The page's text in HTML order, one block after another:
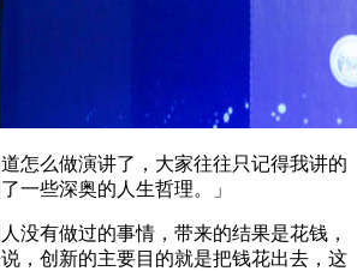
么做演讲了，大家往往只记得我讲的
一些深奥的人生哲理。」
有做过的事情，带来的结果是花钱，
，创新的主要目的就是把钱花出去，这